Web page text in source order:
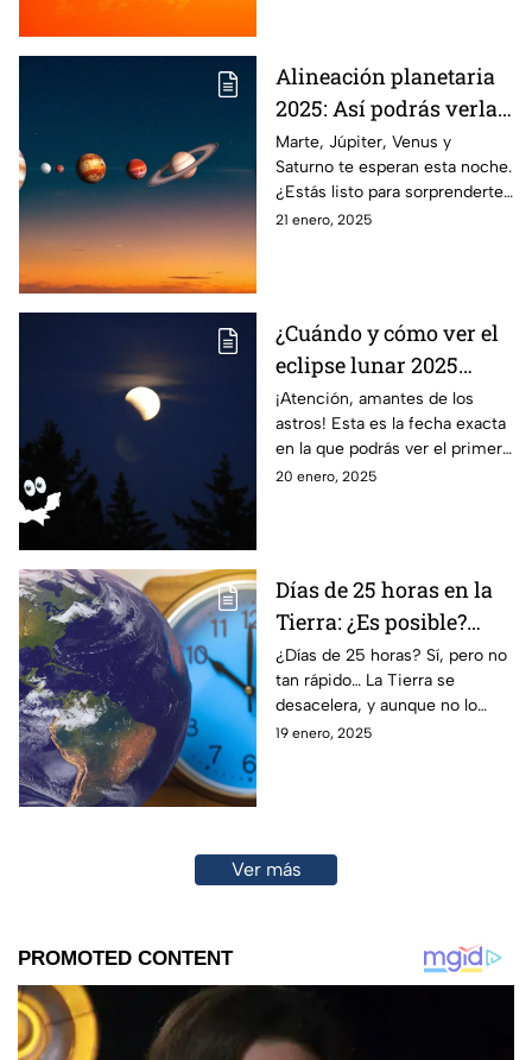
Alineación planetaria
2025: Así podrás verla
este martes 21 de enero
Marte, Júpiter, Venus y
Saturno te esperan esta noche.
¿Estás listo para sorprenderte
con la alineación planetaria de
21 enero, 2025
¿Cuándo y cómo ver el
eclipse lunar 2025
desde México?
¡Atención, amantes de los
astros! Esta es la fecha exacta
en la que podrás ver el primer
eclipse lunar de 2025 desde
20 enero, 2025
Días de 25 horas en la
Tierra: ¿Es posible?
Aquí te lo explicamos
¿Días de 25 horas? Sí, pero no
tan rápido… La Tierra se
desacelera, y aunque no lo
notarás pronto, el cambio
19 enero, 2025
Ver más